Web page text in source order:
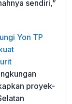
sendiri,”
Yon TP
proyek-